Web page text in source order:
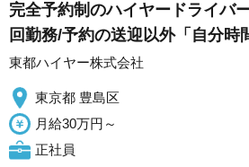
完全予約制のハイヤードライバ
回勤務/予約の送迎以外「自分時
東都ハイヤー株式会社
東京都 豊島区
月給30万円～
正社員